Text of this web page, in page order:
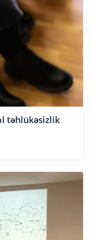
təhlükəsizlik